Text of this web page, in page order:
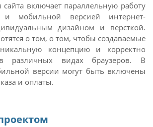
сайта включает параллельную работу
мобильной версией интернет-
дизайном и версткой.
о том, о том, чтобы создаваемые
концепцию и корректно
различных видах браузеров. В
версии могут быть включены
и оплаты.